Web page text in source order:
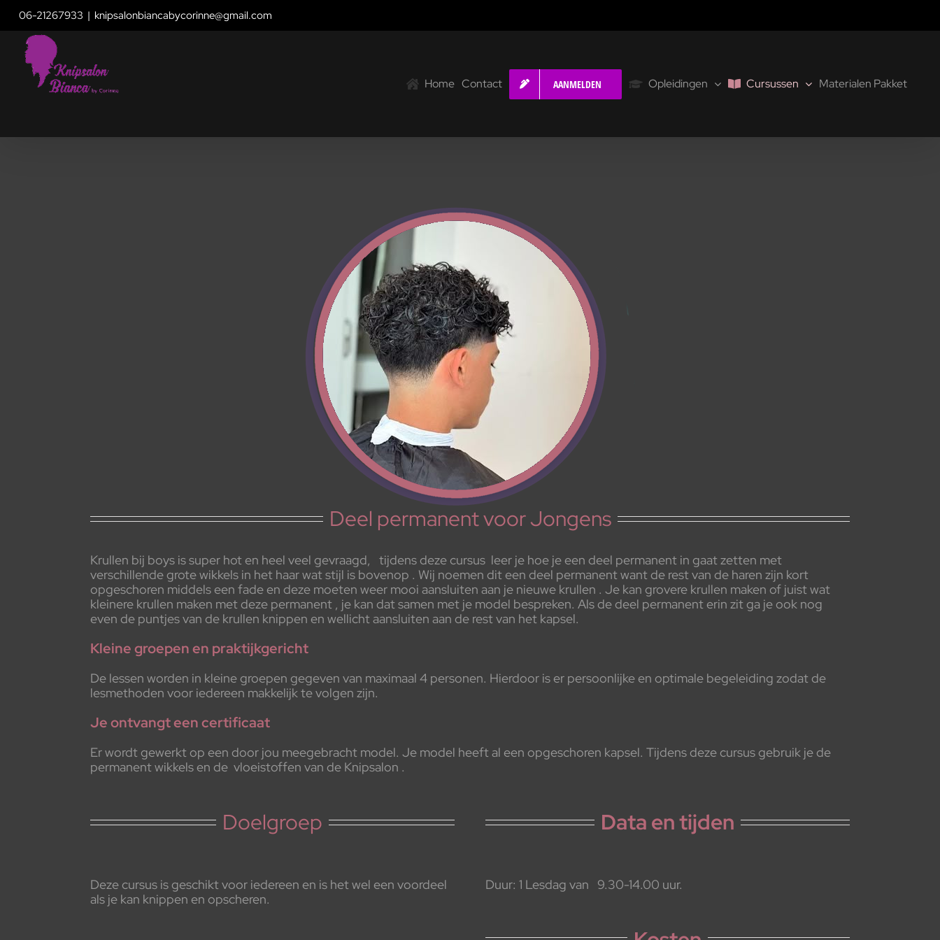
content
06-21267933 | knipsalonbiancabycorinne@gmail.com
Home Contact AANMELDEN Opleidingen Cursussen Materialen Pakket
Deel permanent voor Jongens
Krullen bij boys is super hot en heel veel gevraagd, tijdens deze cursus leer je hoe je een deel permanent in gaat zetten met
verschillende grote wikkels in het haar wat stijl is bovenop . Wij noemen dit een deel permanent want de rest van de haren zijn kort
opgeschoren middels een fade en deze moeten weer mooi aansluiten aan je nieuwe krullen . Je kan grovere krullen maken of juist wat
kleinere krullen maken met deze permanent , je kan dat samen met je model bespreken. Als de deel permanent erin zit ga je ook nog
even de puntjes van de krullen knippen en wellicht aansluiten aan de rest van het kapsel.
Kleine groepen en praktijkgericht
De lessen worden in kleine groepen gegeven van maximaal 4 personen. Hierdoor is er persoonlijke en optimale begeleiding zodat de
lesmethoden voor iedereen makkelijk te volgen zijn.
Je ontvangt een certificaat
Er wordt gewerkt op een door jou meegebracht model. Je model heeft al een opgeschoren kapsel. Tijdens deze cursus gebruik je de
permanent wikkels en de vloeistoffen van de Knipsalon .
Doelgroep
Deze cursus is geschikt voor iedereen en is het wel een voordeel
als je kan knippen en opscheren.
Data en tijden
Duur: 1 Lesdag van 9.30-14.00 uur.